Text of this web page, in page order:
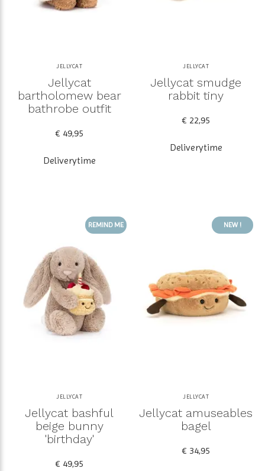
JELLYCAT
Jellycat
bartholomew bear
bathrobe outfit
€ 49,95
Deliverytime
JELLYCAT
Jellycat smudge
rabbit tiny
€ 22,95
Deliverytime
REMIND ME
JELLYCAT
Jellycat bashful
beige bunny
'birthday'
€ 49,95
NEW !
JELLYCAT
Jellycat amuseables
bagel
€ 34,95